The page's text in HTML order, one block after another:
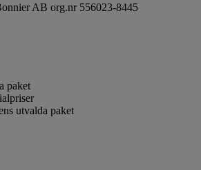
AB org.nr 556023-8445
paket
utvalda paket